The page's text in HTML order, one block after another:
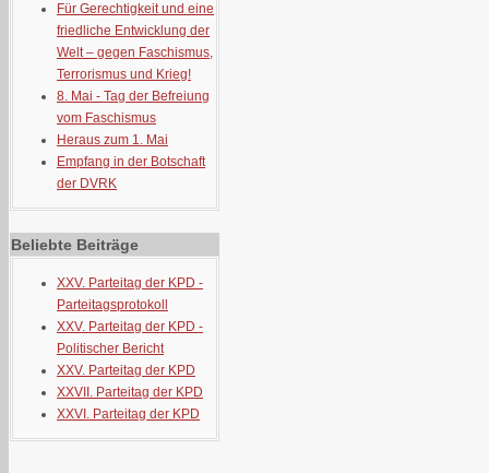
Für Gerechtigkeit und eine
friedliche Entwicklung der
Welt – gegen Faschismus,
Terrorismus und Krieg!
8. Mai - Tag der Befreiung
vom Faschismus
Heraus zum 1. Mai
Empfang in der Botschaft
der DVRK
Beliebte Beiträge
XXV. Parteitag der KPD -
Parteitagsprotokoll
XXV. Parteitag der KPD -
Politischer Bericht
XXV. Parteitag der KPD
XXVII. Parteitag der KPD
XXVI. Parteitag der KPD